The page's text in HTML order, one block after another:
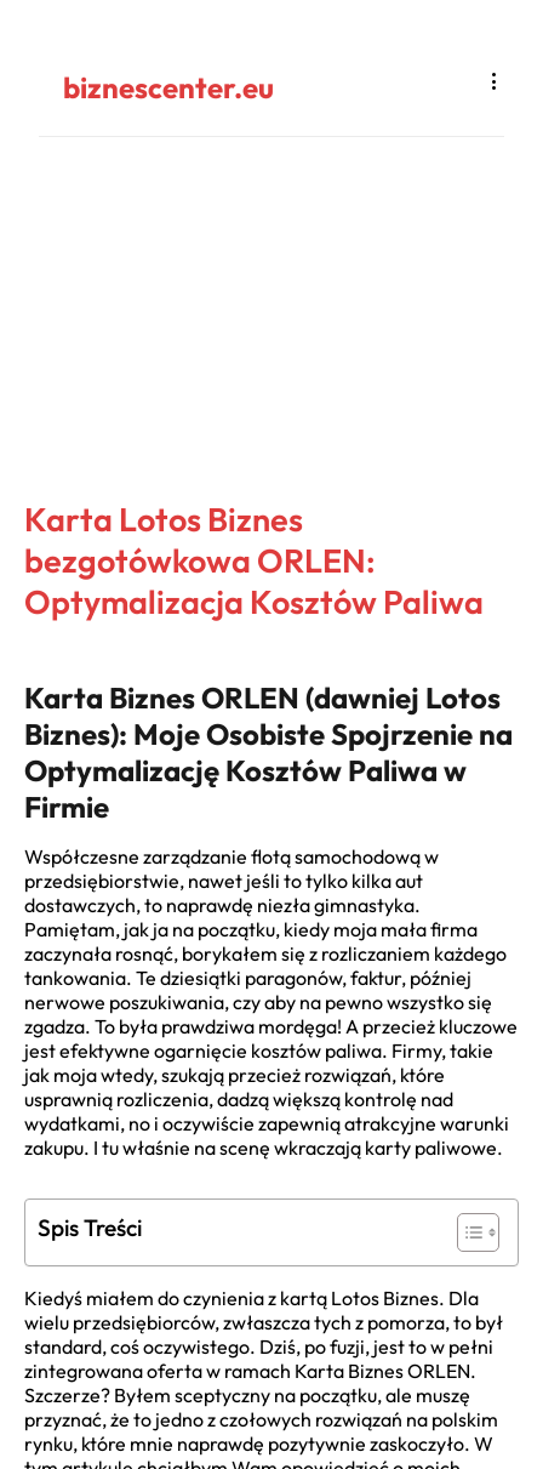
biznescenter.eu
Karta Lotos Biznes
bezgotówkowa ORLEN:
Optymalizacja Kosztów Paliwa
Karta Biznes ORLEN (dawniej Lotos
Biznes): Moje Osobiste Spojrzenie na
Optymalizację Kosztów Paliwa w
Firmie
Współczesne zarządzanie flotą samochodową w
przedsiębiorstwie, nawet jeśli to tylko kilka aut
dostawczych, to naprawdę niezła gimnastyka.
Pamiętam, jak ja na początku, kiedy moja mała firma
zaczynała rosnąć, borykałem się z rozliczaniem każdego
tankowania. Te dziesiątki paragonów, faktur, później
nerwowe poszukiwania, czy aby na pewno wszystko się
zgadza. To była prawdziwa mordęga! A przecież kluczowe
jest efektywne ogarnięcie kosztów paliwa. Firmy, takie
jak moja wtedy, szukają przecież rozwiązań, które
usprawnią rozliczenia, dadzą większą kontrolę nad
wydatkami, no i oczywiście zapewnią atrakcyjne warunki
zakupu. I tu właśnie na scenę wkraczają karty paliwowe.
Spis Treści
Kiedyś miałem do czynienia z kartą Lotos Biznes. Dla
wielu przedsiębiorców, zwłaszcza tych z pomorza, to był
standard, coś oczywistego. Dziś, po fuzji, jest to w pełni
zintegrowana oferta w ramach Karta Biznes ORLEN.
Szczerze? Byłem sceptyczny na początku, ale muszę
przyznać, że to jedno z czołowych rozwiązań na polskim
rynku, które mnie naprawdę pozytywnie zaskoczyło. W